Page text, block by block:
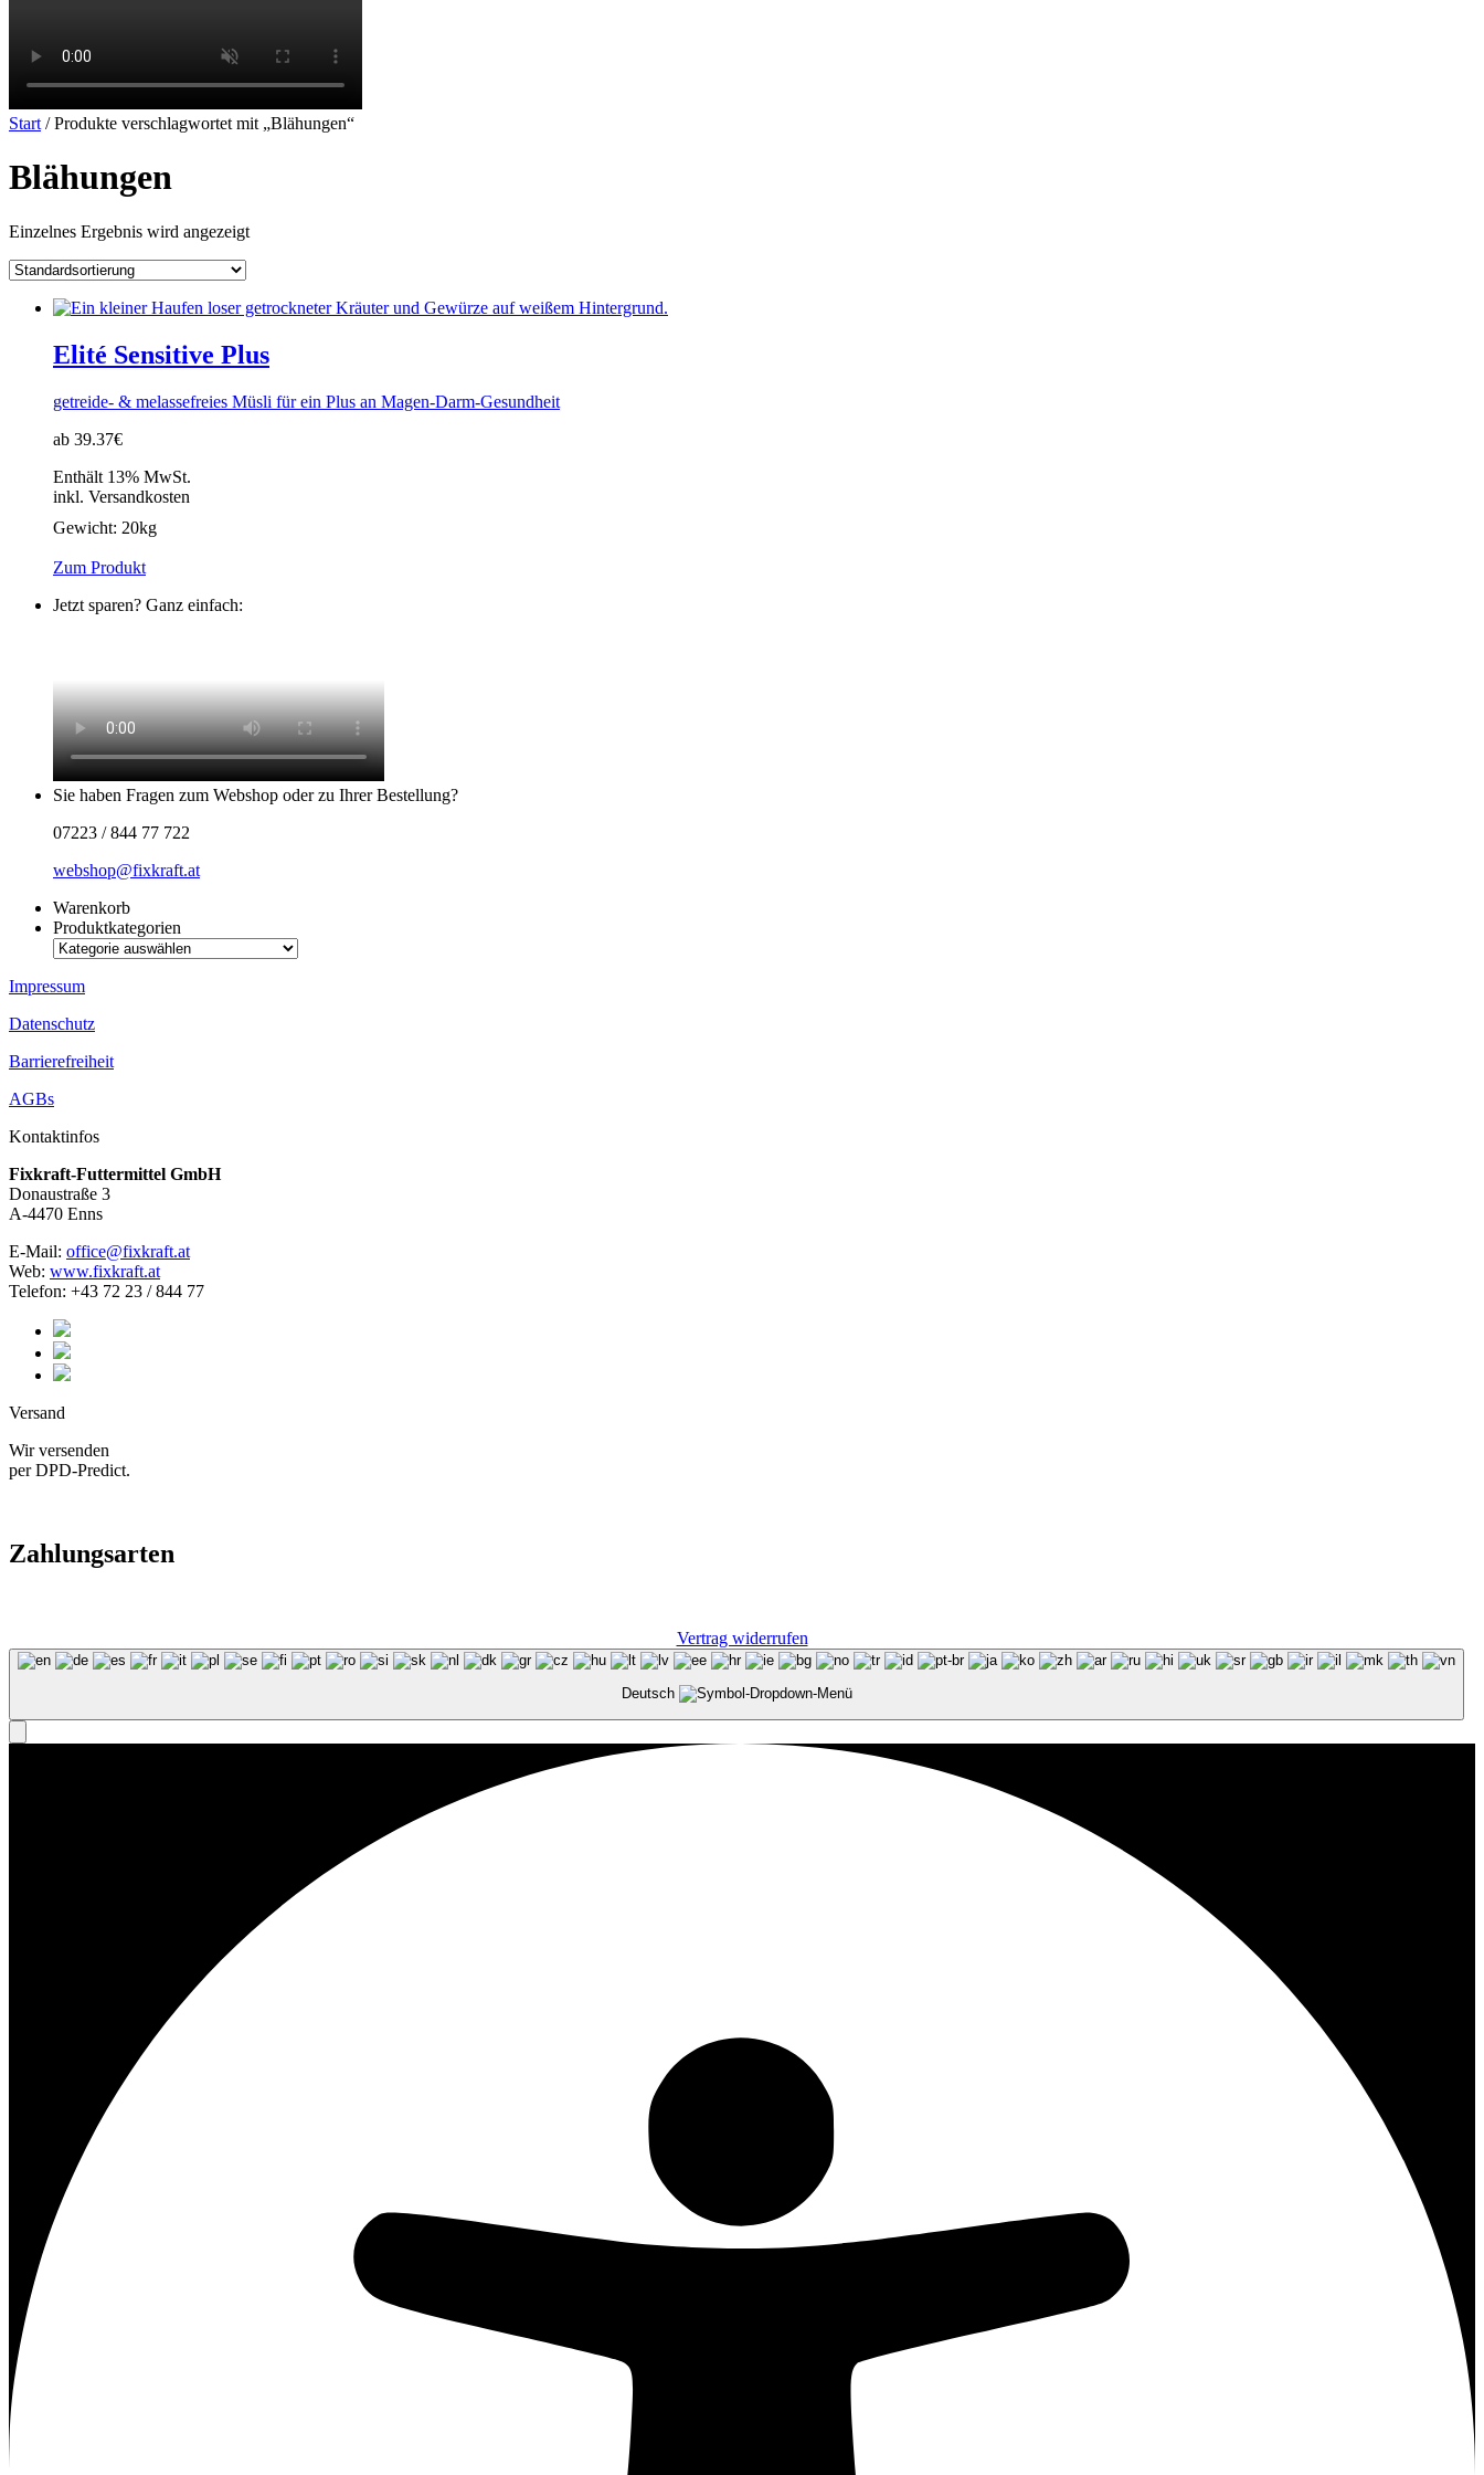
Start / Produkte verschlagwortet mit „Blähungen“
Blähungen
Einzelnes Ergebnis wird angezeigt
Elité Sensitive Plus
getreide- & melassefreies Müsli für ein Plus an Magen-Darm-Gesundheit
ab 39.37€
Enthält 13% MwSt.
inkl. Versandkosten
Gewicht: 20kg
Zum Produkt
Jetzt sparen? Ganz einfach:
Sie haben Fragen zum Webshop oder zu Ihrer Bestellung?
07223 / 844 77 722
webshop@fixkraft.at
Warenkorb
Produktkategorien
Impressum
Datenschutz
Barrierefreiheit
AGBs
Kontaktinfos
Fixkraft-Futtermittel GmbH
Donaustraße 3
A-4470 Enns
E-Mail: office@fixkraft.at
Web: www.fixkraft.at
Telefon: +43 72 23 / 844 77
Versand
Wir versenden
per DPD-Predict.
Zahlungsarten
Vertrag widerrufen
Deutsch